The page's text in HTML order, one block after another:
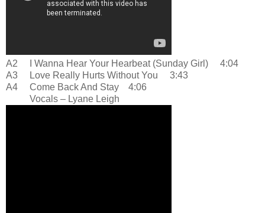
A2 I Wanna Hear Your Hearbeat (Sunday Girl) 4:04
A3 Love Really Hurts Without You 3:43
A4 Come Back And Stay 4:06
Vocals – Lyane Leigh